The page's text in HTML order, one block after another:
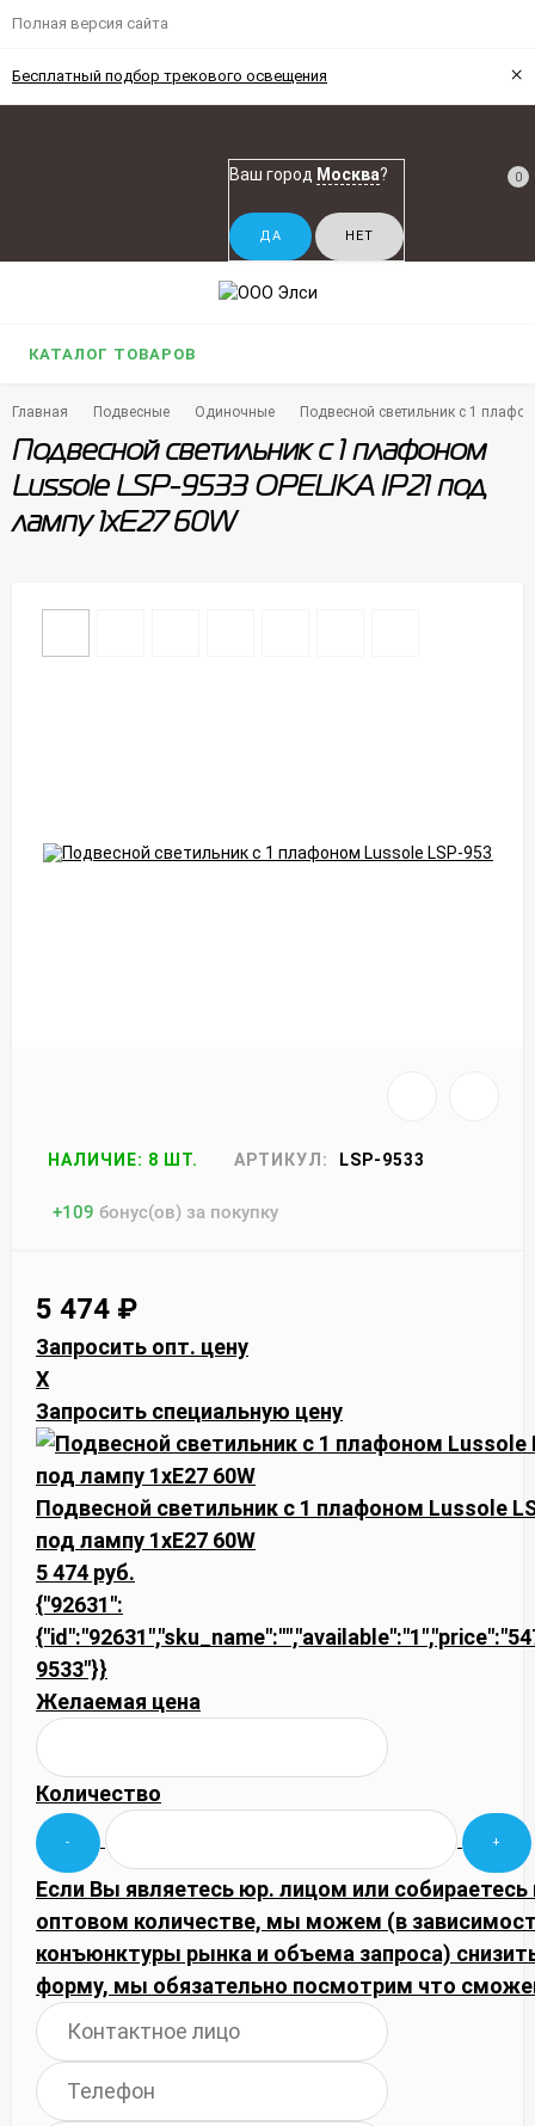
Полная версия сайта
Бесплатный подбор трекового освещения ×
Ваш город Москва? 0
КАТАЛОГ ТОВАРОВ
Главная Подвесные Одиночные Подвесной светильник с 1
Подвесной светильник с 1 плафоном
Lussole LSP-9533 OPELIKA IP21 под
лампу 1xE27 60W
НАЛИЧИЕ: 8 ШТ. АРТИКУЛ: LSP-9533
+109 бонус(ов) за покупку
5 474 ₽
Запросить опт. цену
X
Запросить специальную цену
Подвесной светильник с 1 плафоном Lussole
под лампу 1xE27 60W
5 474 руб.
{"92631":
9533"}}
Желаемая цена
Количество
Если Вы являетесь юр. лицом или собираетесь
оптовом количестве, мы можем (в
конъюнктуры рынка и объема запроса)
форму, мы обязательно посмотрим что